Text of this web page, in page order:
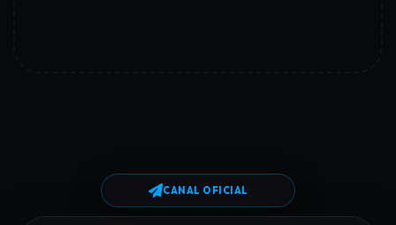
CANAL OFICIAL